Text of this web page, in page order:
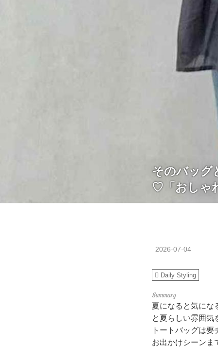
そのバッグ
♡「おしゃ
2026-07-04
Daily Styling
夏になると気にな
と夏らしい雰囲気
トートバッグは
お出かけシーンま